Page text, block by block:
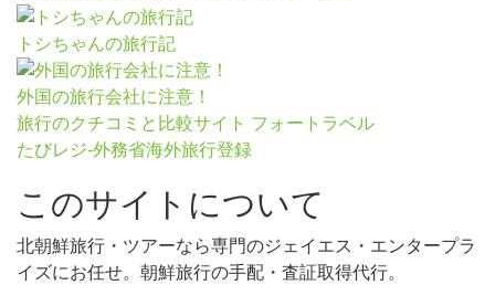
トシちゃんの旅行記
外国の旅行会社に注意！
旅行のクチコミと比較サイト フォートラベル
たびレジ-外務省海外旅行登録
このサイトについて
北朝鮮旅行・ツアーなら専門のジェイエス・エンタープラ
イズにお任せ。朝鮮旅行の手配・査証取得代行。